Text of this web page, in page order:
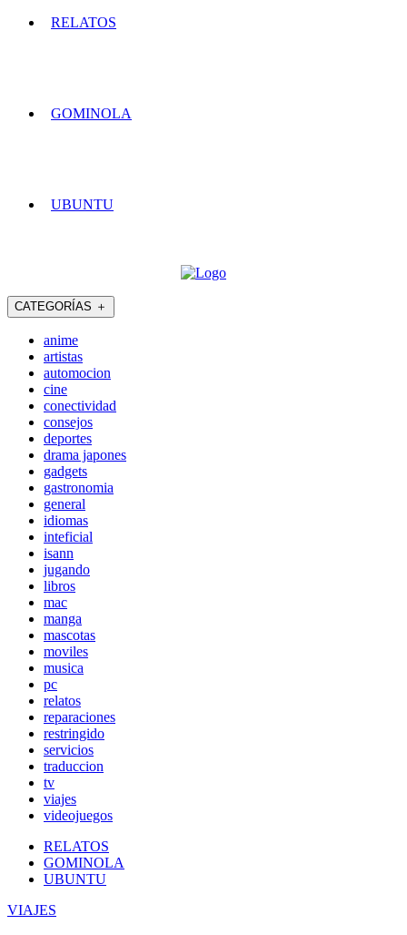
RELATOS
GOMINOLA
UBUNTU
CATEGORÍAS ＋
anime
artistas
automocion
cine
conectividad
consejos
deportes
drama japones
gadgets
gastronomia
general
idiomas
inteficial
isann
jugando
libros
mac
manga
mascotas
moviles
musica
pc
relatos
reparaciones
restringido
servicios
traduccion
tv
viajes
videojuegos
RELATOS
GOMINOLA
UBUNTU
VIAJES